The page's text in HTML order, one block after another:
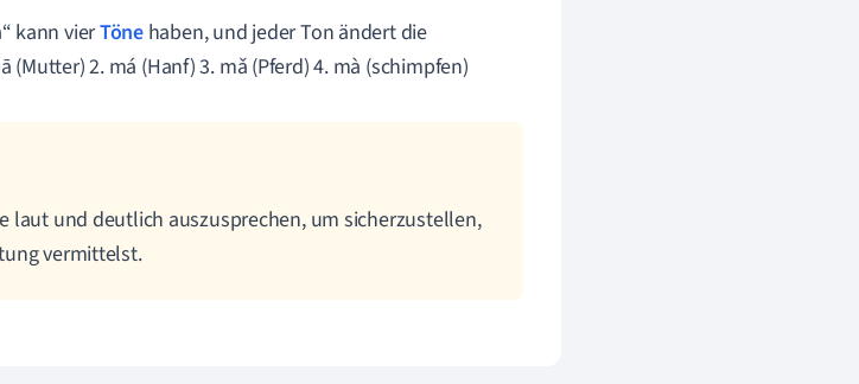
kann vierTönehaben, und jeder Ton ändert die
2. má (Hanf) 3. mǎ (Pferd) 4. mà (schimpfen)
laut und deutlich auszusprechen, um sicherzustellen,
vermittelst.